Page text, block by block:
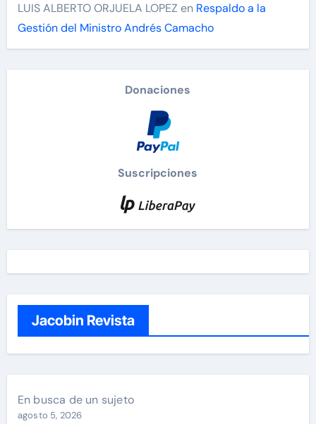
LUIS ALBERTO ORJUELA LOPEZ en Respaldo a la
Gestión del Ministro Andrés Camacho
Donaciones
Suscripciones
Jacobin Revista
En busca de un sujeto
agosto 5, 2026